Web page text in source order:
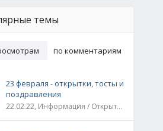
темы
по комментариям
23 февраля - открытки, тосты и
поздравления
22.02.22, Информация / Открытки / Все праздники